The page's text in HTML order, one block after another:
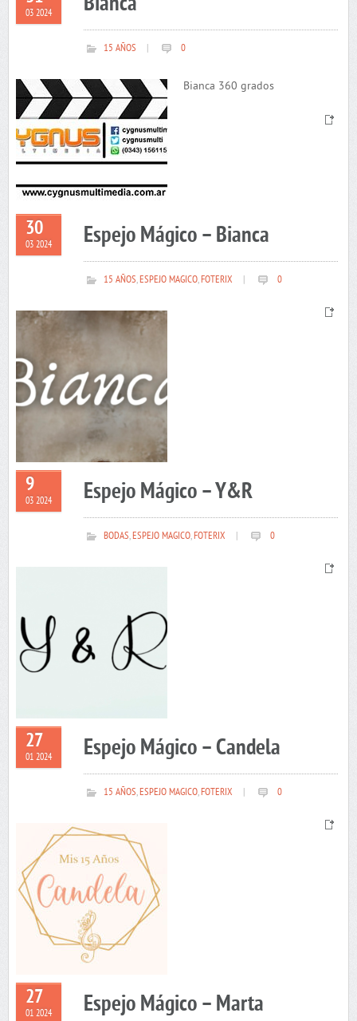
03 2024
15 AÑOS 0
Bianca 360 grados
30
03 2024 Espejo Mágico – Bianca
15 AÑOS,ESPEJO MAGICO,FOTERIX 0
9
03 2024 Espejo Mágico – Y&R
BODAS,ESPEJO MAGICO,FOTERIX 0
27
01 2024 Espejo Mágico – Candela
15 AÑOS,ESPEJO MAGICO,FOTERIX 0
27
01 2024 Espejo Mágico – Marta